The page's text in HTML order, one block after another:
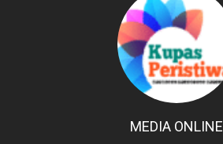
MEDIA ONLINE